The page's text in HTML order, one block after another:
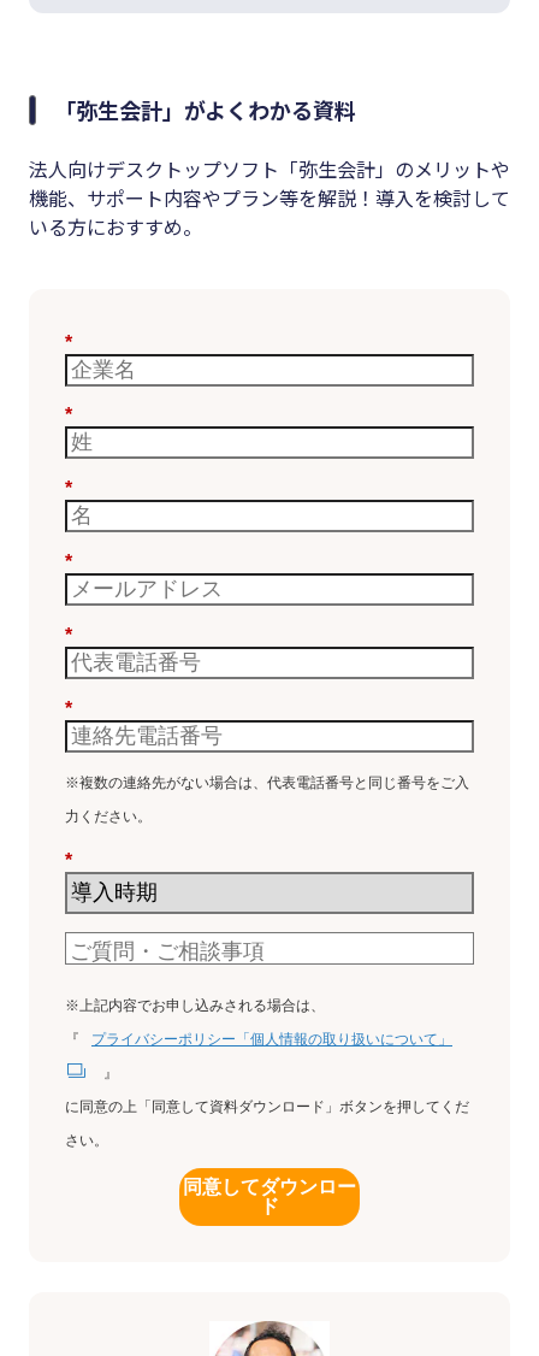
「弥生会計」がよくわかる資料
法人向けデスクトップソフト「弥生会計」のメリットや
機能、サポート内容やプラン等を解説！導入を検討して
いる方におすすめ。
*
*
*
*
*
*
※複数の連絡先がない場合は、代表電話番号と同じ番号をご入
力ください。
*
※上記内容でお申し込みされる場合は、
『
プライバシーポリシー「個人情報の取り扱いについて」
』
に同意の上「同意して資料ダウンロード」ボタンを押してくだ
さい。
同意してダウンロー
ド